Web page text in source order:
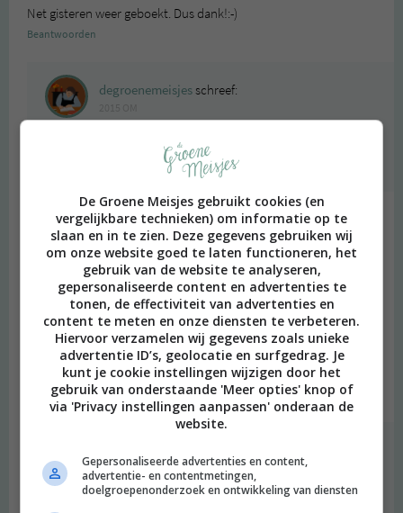
Net gisteren weer geboekt. Dus dank!:-)
Beantwoorden
degroenemeisjesschreef:
Kathyschreef:
2015 OM
Ik heb net even een paar stukjes op de Berlijnblog gelezen en ik
vind het echt vet. Marjolijn ziet er ook uit als een leuke, frisse en
spontane meid. Ik word er helemaal enthousiast vond. On a side
note; is het ook interessant om te lezen hoe bepaalde delen van
het schrijf- en uitgeefproces van haar boek verliep. Iets waar ik bij
jullie inmiddels ook zeeer benieuwd naar ben!
Beantwoorden
2015 OM
De Groene Meisjes gebruikt cookies (en
vergelijkbare technieken) om informatie op te
slaan en in te zien. Deze gegevens gebruiken wij
om onze website goed te laten functioneren, het
gebruik van de website te analyseren,
gepersonaliseerde content en advertenties te
tonen, de effectiviteit van advertenties en
content te meten en onze diensten te verbeteren.
Hiervoor verzamelen wij gegevens zoals unieke
advertentie ID’s, geolocatie en surfgedrag. Je
kunt je cookie instellingen wijzigen door het
gebruik van onderstaande 'Meer opties' knop of
via 'Privacy instellingen aanpassen' onderaan de
website.
Gepersonaliseerde advertenties en content,
advertentie- en contentmetingen,
doelgroepenonderzoek en ontwikkeling van diensten